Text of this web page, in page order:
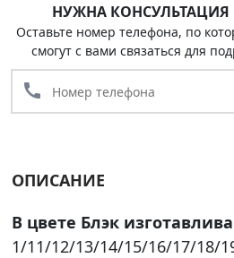
НУЖНА КОНСУЛЬТАЦИЯ
Оставьте номер телефона, по
смогут с вами связаться для
call
ОПИСАНИЕ
В цвете Блэк
1/11/12/13/14/15/16/17/18/